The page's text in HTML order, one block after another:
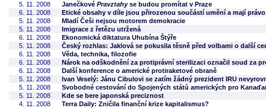
5. 11. 2008
Janečkové Pravztahyse budou promítat v Praze
6. 11. 2008
Etické obsahy v díle jsou přirozenou součástí umění a mají
5. 11. 2008
Mladí Češi nejsou motorem demokracie
5. 11. 2008
Imigrace z řetězu utržená
6. 11. 2008
Ekonomická diktatura Uhubína Štýře
5. 11. 2008
Český rozhlas: Jaklová se pokusila těsně před volbami o další
6. 11. 2008
Věda, technika, filozofie
6. 11. 2008
Nárok na odškodnění za protiprávní sterilizaci označil soud za
6. 11. 2008
Další konference o americké protiraketové obraně
5. 11. 2008
Ivan Veselý: Jánu Cibulovi se zatím žádný prezident IRU
5. 11. 2008
Svobodné cestování do Spojených států amerických pro
5. 11. 2008
Kde se bere japonská preciznost
4. 11. 2008
Terra Daily: Zničila finanční krize kapitalismus?